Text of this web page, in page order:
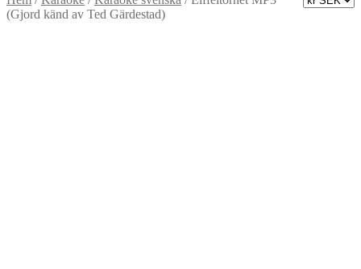
(Gjord känd av Ted Gärdestad)